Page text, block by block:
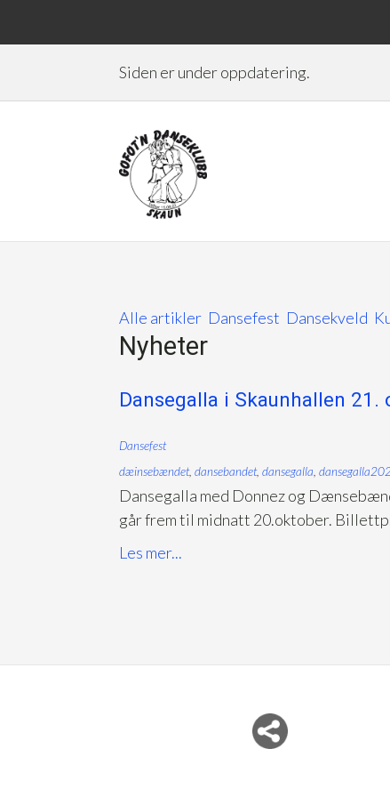
Siden er under oppdatering.
Alle artikler Dansefest Dansekveld
Nyheter
Dansegalla i Skaunhallen 21.
Dansefest
dæinsebændet,dansebandet,dansegalla ,
Dansegalla med Donnez og
går frem til midnatt 20.oktober.
Les mer...